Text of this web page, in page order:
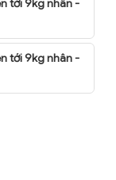
tới 9kg nhân -
tới 9kg nhân -